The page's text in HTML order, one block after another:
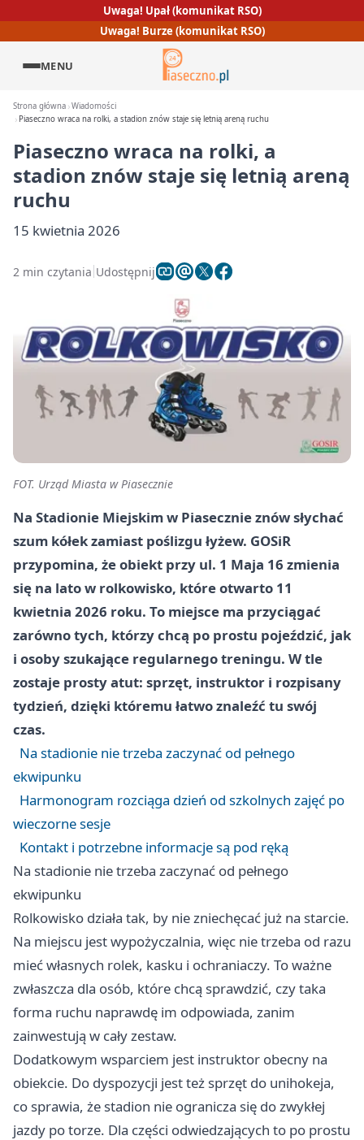
Uwaga! Upał (komunikat RSO)
Uwaga! Burze (komunikat RSO)
MENU
Strona główna Wiadomości
Piaseczno wraca na rolki, a stadion znów staje się letnią areną ruchu
Piaseczno wraca na rolki, a
stadion znów staje się letnią areną
ruchu
15 kwietnia 2026
2 min czytania Udostępnij
FOT. Urząd Miasta w Piasecznie
Na Stadionie Miejskim w Piasecznie znów słychać
szum kółek zamiast poślizgu łyżew. GOSiR
przypomina, że obiekt przy ul. 1 Maja 16 zmienia
się na lato w rolkowisko, które otwarto 11
kwietnia 2026 roku. To miejsce ma przyciągać
zarówno tych, którzy chcą po prostu pojeździć, jak
i osoby szukające regularnego treningu. W tle
zostaje prosty atut: sprzęt, instruktor i rozpisany
tydzień, dzięki któremu łatwo znaleźć tu swój
czas.
Na stadionie nie trzeba zaczynać od pełnego
ekwipunku
Harmonogram rozciąga dzień od szkolnych zajęć po
wieczorne sesje
Kontakt i potrzebne informacje są pod ręką
Na stadionie nie trzeba zaczynać od pełnego
ekwipunku
Rolkowisko działa tak, by nie zniechęcać już na starcie.
Na miejscu jest wypożyczalnia, więc nie trzeba od razu
mieć własnych rolek, kasku i ochraniaczy. To ważne
zwłaszcza dla osób, które chcą sprawdzić, czy taka
forma ruchu naprawdę im odpowiada, zanim
zainwestują w cały zestaw.
Dodatkowym wsparciem jest instruktor obecny na
obiekcie. Do dyspozycji jest też sprzęt do unihokeja,
co sprawia, że stadion nie ogranicza się do zwykłej
jazdy po torze. Dla części odwiedzających to po prostu